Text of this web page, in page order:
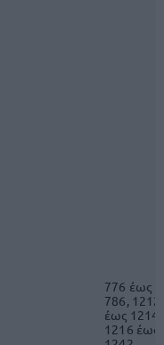
776 έως
786, 1212
έως 1214,
1216 έως